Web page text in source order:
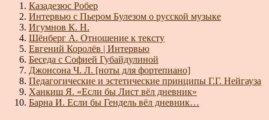
Казадезюс Робер
Интервью с Пьером Булезом о русской музыке
Игумнов К. Н.
Шёнберг А. Отношение к тексту
Евгений Королёв | Интервью
Беседа с Софией Губайдулиной
Джонсона Ч. Л. [ноты для фортепиано]
Педагогические и эстетические принципы Г.Г. Нейгауза
Ханкиш Я. «Если бы Лист вёл дневник»
Барна И. Если бы Гендель вёл дневник…